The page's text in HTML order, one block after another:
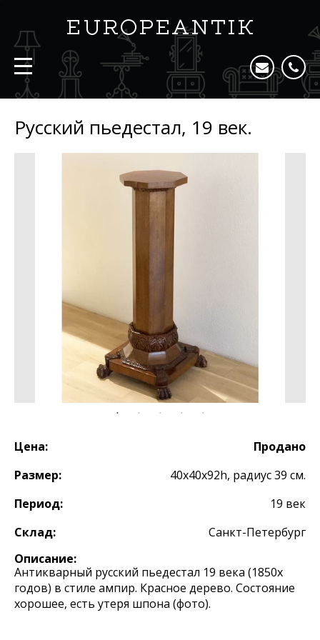
Русский пьедестал, 19 век.
Цена:
Продано
Размер:
40х40х92h, радиус 39 см.
Период:
19 век
Склад:
Санкт-Петербург
Описание:
Антикварный русский пьедестал 19 века (1850х
годов) в стиле ампир. Красное дерево. Состояние
хорошее, есть утеря шпона (фото).